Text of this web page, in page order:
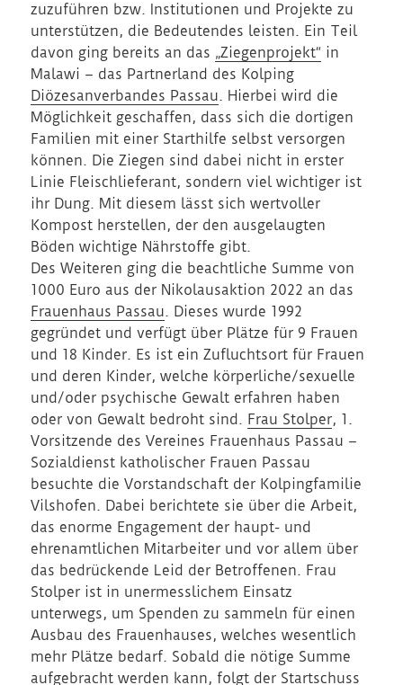
zuzuführen bzw. Institutionen und Projekte zu
unterstützen, die Bedeutendes leisten. Ein Teil
davon ging bereits an das „Ziegenprojekt“ in
Malawi – das Partnerland des Kolping
Diözesanverbandes Passau. Hierbei wird die
Möglichkeit geschaffen, dass sich die dortigen
Familien mit einer Starthilfe selbst versorgen
können. Die Ziegen sind dabei nicht in erster
Linie Fleischlieferant, sondern viel wichtiger ist
ihr Dung. Mit diesem lässt sich wertvoller
Kompost herstellen, der den ausgelaugten
Böden wichtige Nährstoffe gibt.
Des Weiteren ging die beachtliche Summe von
1000 Euro aus der Nikolausaktion 2022 an das
Frauenhaus Passau. Dieses wurde 1992
gegründet und verfügt über Plätze für 9 Frauen
und 18 Kinder. Es ist ein Zufluchtsort für Frauen
und deren Kinder, welche körperliche/sexuelle
und/oder psychische Gewalt erfahren haben
oder von Gewalt bedroht sind. Frau Stolper, 1.
Vorsitzende des Vereines Frauenhaus Passau –
Sozialdienst katholischer Frauen Passau
besuchte die Vorstandschaft der Kolpingfamilie
Vilshofen. Dabei berichtete sie über die Arbeit,
das enorme Engagement der haupt- und
ehrenamtlichen Mitarbeiter und vor allem über
das bedrückende Leid der Betroffenen. Frau
Stolper ist in unermesslichem Einsatz
unterwegs, um Spenden zu sammeln für einen
Ausbau des Frauenhauses, welches wesentlich
mehr Plätze bedarf. Sobald die nötige Summe
aufgebracht werden kann, folgt der Startschuss